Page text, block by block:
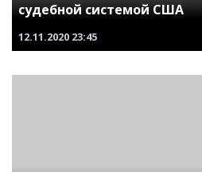
судебной системой США
12.11.2020 23:45